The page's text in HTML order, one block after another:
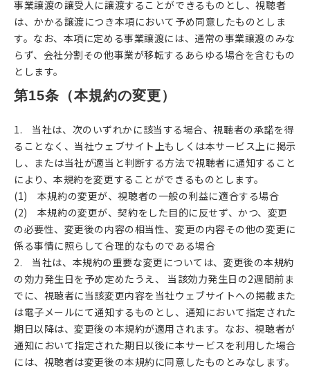
事業譲渡の譲受人に譲渡することができるものとし、視聴者
は、かかる譲渡につき本項において予め同意したものとしま
す。なお、本項に定める事業譲渡には、通常の事業譲渡のみな
らず、会社分割その他事業が移転するあらゆる場合を含むもの
とします。
第15条（本規約の変更）
1. 当社は、次のいずれかに該当する場合、視聴者の承諾を得
ることなく、当社ウェブサイト上もしくは本サービス上に掲示
し、または当社が適当と判断する方法で視聴者に通知すること
により、本規約を変更することができるものとします。
(1) 本規約の変更が、視聴者の一般の利益に適合する場合
(2) 本規約の変更が、契約をした目的に反せず、かつ、変更
の必要性、変更後の内容の相当性、変更の内容その他の変更に
係る事情に照らして合理的なものである場合
2. 当社は、本規約の重要な変更については、変更後の本規約
の効力発生日を予め定めたうえ、 当該効力発生日の2週間前ま
でに、視聴者に当該変更内容を当社ウェブサイトへの掲載また
は電子メールにて通知するものとし、通知において指定された
期日以降は、変更後の本規約が適用されます。なお、視聴者が
通知において指定された期日以後に本サービスを利用した場合
には、視聴者は変更後の本規約に同意したものとみなします。